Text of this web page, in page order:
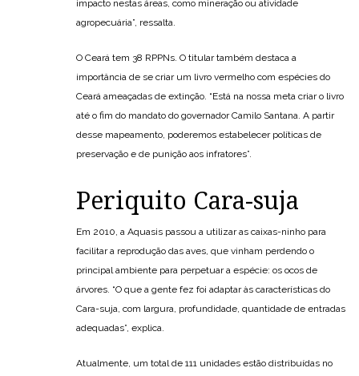
impacto nestas áreas, como mineração ou atividade
agropecuária”, ressalta.
O Ceará tem 38 RPPNs. O titular também destaca a
importância de se criar um livro vermelho com espécies do
Ceará ameaçadas de extinção. “Está na nossa meta criar o livro
até o fim do mandato do governador Camilo Santana. A partir
desse mapeamento, poderemos estabelecer políticas de
preservação e de punição aos infratores”.
Periquito Cara-suja
Em 2010, a Aquasis passou a utilizar as caixas-ninho para
facilitar a reprodução das aves, que vinham perdendo o
principal ambiente para perpetuar a espécie: os ocos de
árvores. “O que a gente fez foi adaptar às características do
Cara-suja, com largura, profundidade, quantidade de entradas
adequadas”, explica.
Atualmente, um total de 111 unidades estão distribuídas no